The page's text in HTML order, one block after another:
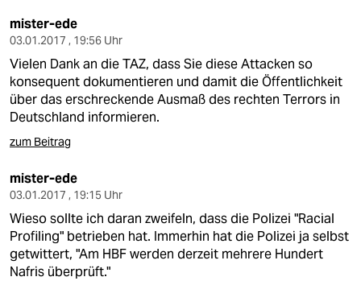
mister-ede
03.01.2017 , 19:56 Uhr
Vielen Dank an die TAZ, dass Sie diese Attacken so
konsequent dokumentieren und damit die Öffentlichkeit
über das erschreckende Ausmaß des rechten Terrors in
Deutschland informieren.
zum Beitrag
mister-ede
03.01.2017 , 19:15 Uhr
Wieso sollte ich daran zweifeln, dass die Polizei "Racial
Profiling" betrieben hat. Immerhin hat die Polizei ja selbst
getwittert, "Am HBF werden derzeit mehrere Hundert
Nafris überprüft."